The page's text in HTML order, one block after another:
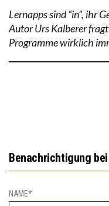
Lernapps sind “in”, ihr
Autor Urs Kalberer
Programme wirklich
Benachrichtigung
NAME*